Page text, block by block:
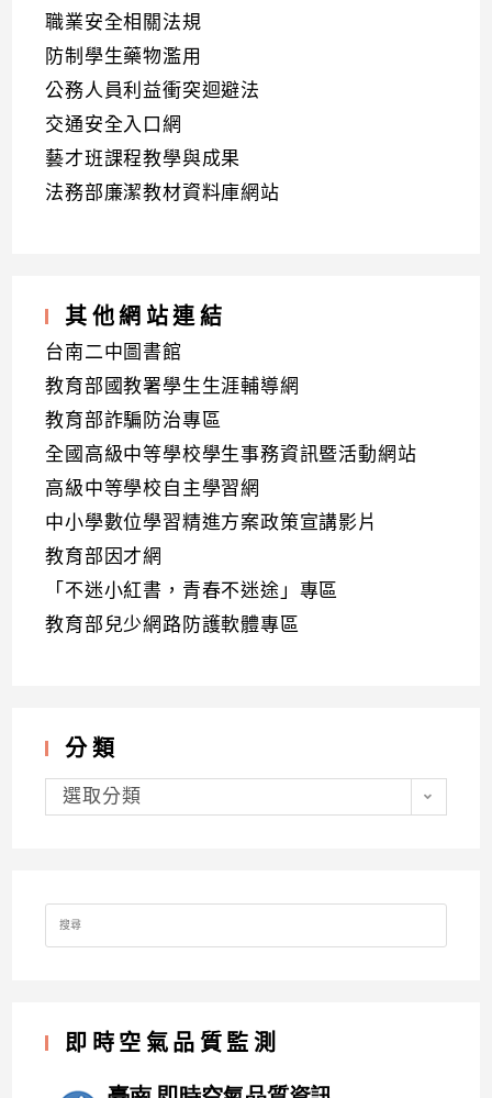
職業安全相關法規
防制學生藥物濫用
公務人員利益衝突迴避法
交通安全入口網
藝才班課程教學與成果
法務部廉潔教材資料庫網站
其他網站連結
台南二中圖書館
教育部國教署學生生涯輔導網
教育部詐騙防治專區
全國高級中等學校學生事務資訊暨活動網站
高級中等學校自主學習網
中小學數位學習精進方案政策宣講影片
教育部因才網
「不迷小紅書，青春不迷途」專區
教育部兒少網路防護軟體專區
分類
分
類選取分類
Search
for:
即時空氣品質監測